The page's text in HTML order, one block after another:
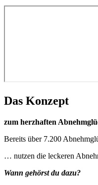
Das Konzept
zum herzhaften
Bereits über 7.200
… nutzen die leckeren
Wann gehörst du dazu?